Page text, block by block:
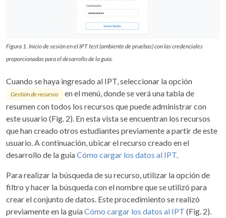
Figura 1. Inicio de sesión en el IPT test (ambiente de pruebas) con las credenciales
proporcionadas para el desarrollo de la guía.
Cuando se haya ingresado al IPT, seleccionar la opción
Gestión de recursos
en el menú, donde se verá una tabla de
resumen con todos los recursos que puede administrar con
este usuario (Fig. 2). En esta vista se encuentran los recursos
que han creado otros estudiantes previamente a partir de este
usuario. A continuación, ubicar el recurso creado en el
desarrollo de la guíaCómo cargar los datos al IPT.
Para realizar la búsqueda de su recurso, utilizar la opción de
filtro y hacer la búsqueda con el nombre que se utilizó para
crear el conjunto de datos. Este procedimiento se realizó
previamente en la guíaCómo cargar los datos al IPT (Fig. 2).